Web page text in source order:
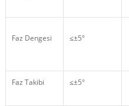
Faz Dengesi ≤±5°
Faz Takibi ≤±5°